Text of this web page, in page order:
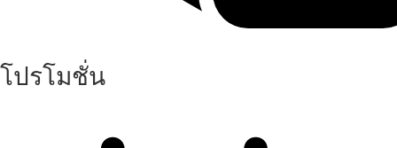
โปรโมชั่น